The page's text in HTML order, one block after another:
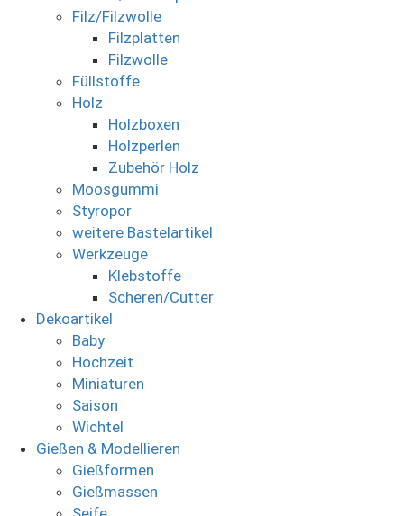
Filz/Filzwolle
Filzplatten
Filzwolle
Füllstoffe
Holz
Holzboxen
Holzperlen
Zubehör Holz
Moosgummi
Styropor
weitere Bastelartikel
Werkzeuge
Klebstoffe
Scheren/Cutter
Dekoartikel
Baby
Hochzeit
Miniaturen
Saison
Wichtel
Gießen & Modellieren
Gießformen
Gießmassen